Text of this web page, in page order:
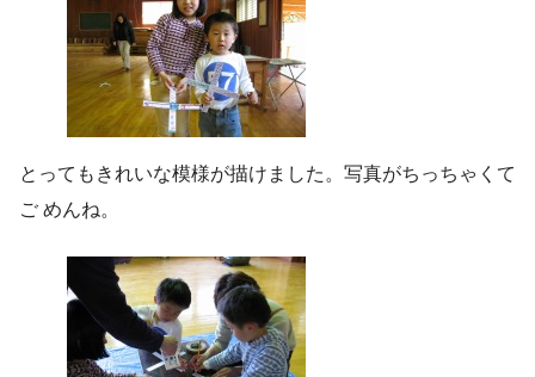
とってもきれいな模様が描けました。写真がちっちゃくて
ご めんね。